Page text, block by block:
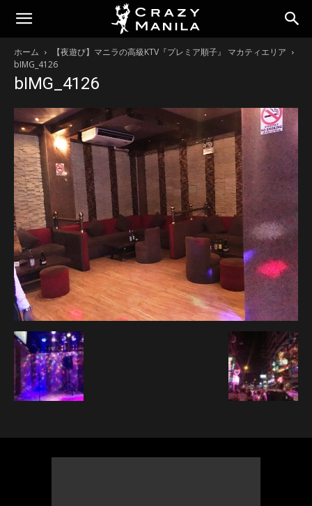
ホーム
【夜遊び】マニラの高級KTV『プレミア順子』 マカティエリア
bIMG_4126
bIMG_4126